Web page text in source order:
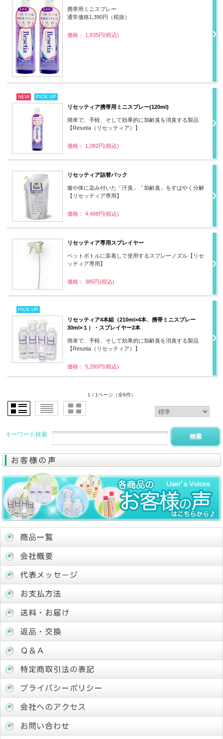
携帯用ミニスプレー
通常価格1,390円（税抜）
価格： 1,835円(税込)
NEW PICK UP
リセッティア携帯用ミニスプレー(120ml)
簡単で、手軽、そして効果的に加齢臭を消臭する製品
【Resetia（リセッティア）】
価格： 1,082円(税込)
リセッティア詰替パック
服や体に染み付いた「汗臭」「加齢臭」をすばやく分解
【リセッティア専用】
価格： 4,488円(税込)
リセッティア専用スプレイヤー
ペットボトルに装着して使用するスプレーノズル【リセ
ッティア専用】
価格： 385円(税込)
PICK UP
リセッティア4本組（210ml×4本、携帯ミニスプレー
30ml×１）・スプレイヤー2本
簡単で、手軽、そして効果的に加齢臭を消臭する製品
【Resetia（リセッティア）】
価格： 5,280円(税込)
1 / 1ページ （全6件）
キーワード検索